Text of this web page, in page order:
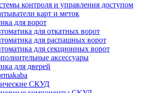
контроля и управления доступом
карт и меток
для ворот
для откатных ворот
для распашных ворот
для секционных ворот
аксессуары
для дверей
СКУД